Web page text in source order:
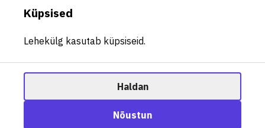
Ametisoovitaja
Küpsised
Lehekülg kasutab küpsiseid.
Haldan
Nõustun